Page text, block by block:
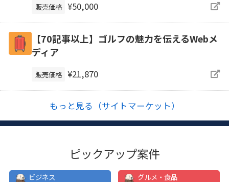
販売価格 ¥50,000
【70記事以上】ゴルフの魅力を伝えるWebメ
ディア
販売価格 ¥21,870
もっと見る（サイトマーケット）
ピックアップ案件
ビジネス
グルメ・食品